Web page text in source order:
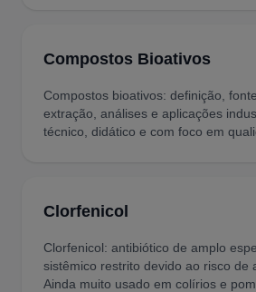
Compostos Bioativos
Compostos bioativos: definição,
extração, análises e aplicações
técnico, didático e com foco em
Clorfenicol
Clorfenicol: antibiótico de amplo
sistêmico restrito devido ao risco de
Ainda muito usado em colírios e